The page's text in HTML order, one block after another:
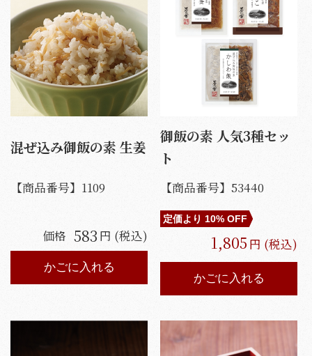
混ぜ込み御飯の素 生姜
【商品番号】 1109
価格 583 円 (税込)
かごに入れる
御飯の素 人気3種セッ
ト
【商品番号】53440
定価より 10% OFF
1,805 円 (税込)
かごに入れる